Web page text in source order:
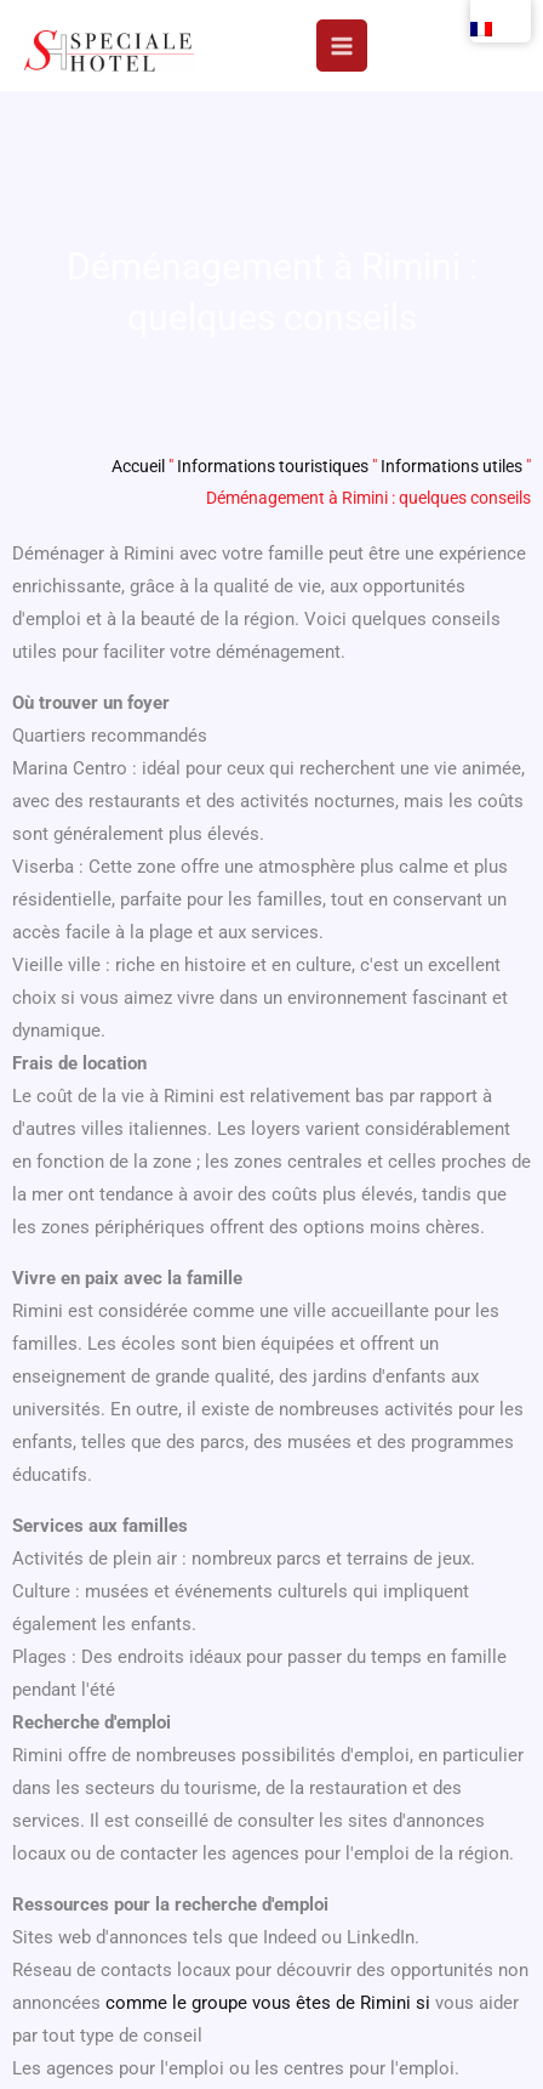
Accueil " Informations touristiques " Informations utiles "
Déménagement à Rimini : quelques conseils
Déménager à Rimini avec votre famille peut être une expérience
enrichissante, grâce à la qualité de vie, aux opportunités
d'emploi et à la beauté de la région. Voici quelques conseils
utiles pour faciliter votre déménagement.
Où trouver un foyer
Quartiers recommandés
Marina Centro : idéal pour ceux qui recherchent une vie animée,
avec des restaurants et des activités nocturnes, mais les coûts
sont généralement plus élevés.
Viserba : Cette zone offre une atmosphère plus calme et plus
résidentielle, parfaite pour les familles, tout en conservant un
accès facile à la plage et aux services.
Vieille ville : riche en histoire et en culture, c'est un excellent
choix si vous aimez vivre dans un environnement fascinant et
dynamique.
Frais de location
Le coût de la vie à Rimini est relativement bas par rapport à
d'autres villes italiennes. Les loyers varient considérablement
en fonction de la zone ; les zones centrales et celles proches de
la mer ont tendance à avoir des coûts plus élevés, tandis que
les zones périphériques offrent des options moins chères.
Vivre en paix avec la famille
Rimini est considérée comme une ville accueillante pour les
familles. Les écoles sont bien équipées et offrent un
enseignement de grande qualité, des jardins d'enfants aux
universités. En outre, il existe de nombreuses activités pour les
enfants, telles que des parcs, des musées et des programmes
éducatifs.
Services aux familles
Activités de plein air : nombreux parcs et terrains de jeux.
Culture : musées et événements culturels qui impliquent
également les enfants.
Plages : Des endroits idéaux pour passer du temps en famille
pendant l'été
Recherche d'emploi
Rimini offre de nombreuses possibilités d'emploi, en particulier
dans les secteurs du tourisme, de la restauration et des
services. Il est conseillé de consulter les sites d'annonces
locaux ou de contacter les agences pour l'emploi de la région.
Ressources pour la recherche d'emploi
Sites web d'annonces tels que Indeed ou LinkedIn.
Réseau de contacts locaux pour découvrir des opportunités non
annoncées comme le groupe vous êtes de Rimini si vous aider
par tout type de conseil
Les agences pour l'emploi ou les centres pour l'emploi.